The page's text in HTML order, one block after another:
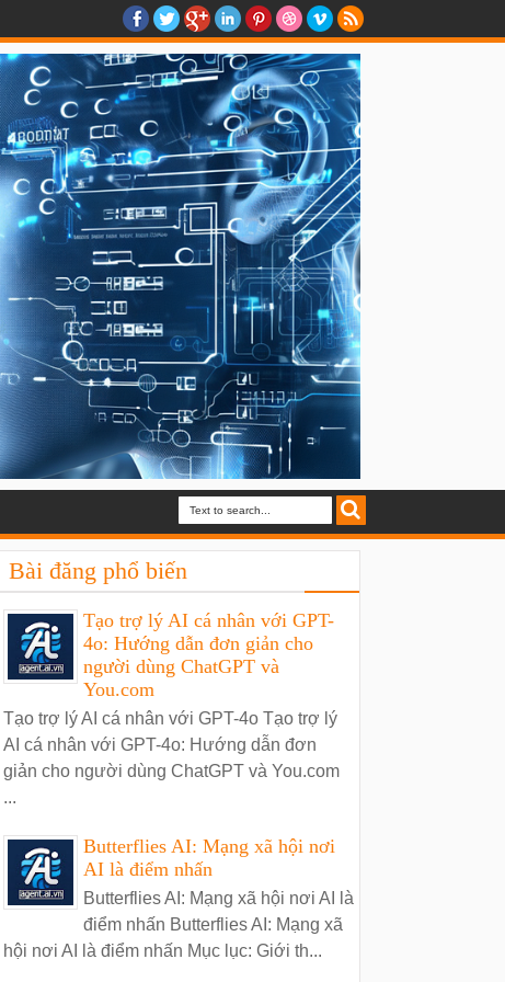
Bài đăng phổ biến
Tạo trợ lý AI cá nhân với GPT-
4o: Hướng dẫn đơn giản cho
người dùng ChatGPT và
You.com
Tạo trợ lý AI cá nhân với GPT-4o Tạo trợ lý
AI cá nhân với GPT-4o: Hướng dẫn đơn
giản cho người dùng ChatGPT và You.com
...
Butterflies AI: Mạng xã hội nơi
AI là điểm nhấn
Butterflies AI: Mạng xã hội nơi AI là
điểm nhấn Butterflies AI: Mạng xã
hội nơi AI là điểm nhấn Mục lục: Giới th...